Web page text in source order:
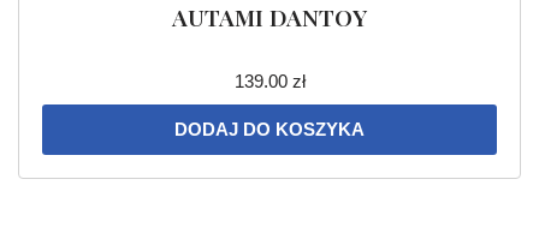
AUTAMI DANTOY
139.00 zł
DODAJ DO KOSZYKA